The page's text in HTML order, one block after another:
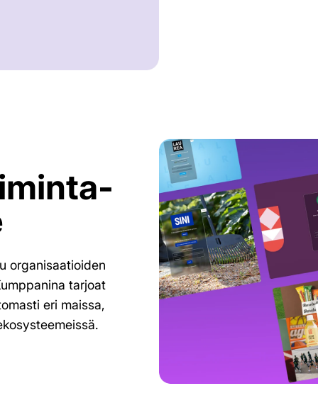
organisaatioiden
tarjoat
eri maissa,